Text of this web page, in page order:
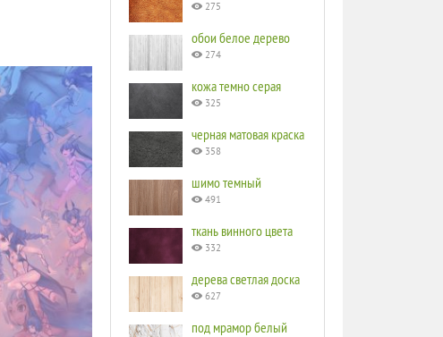
275
обои белое дерево
274
кожа темно серая
325
черная матовая краска
358
шимо темный
491
ткань винного цвета
332
дерева светлая доска
627
под мрамор белый